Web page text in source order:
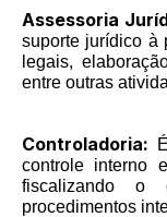
Assessoria
suporte jurídico à
legais,
entre outras
Controladoria:
controle interno
fiscalizando o
procedimentos